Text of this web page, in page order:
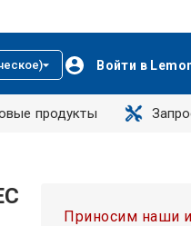
Войти в
продукты
Приносим наши